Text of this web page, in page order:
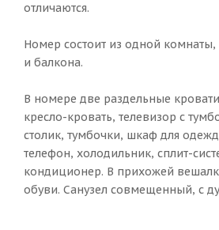
отличаются.
Номер состоит из одной
и балкона.
В номере две раздельные
кресло-кровать, телевизор с
столик, тумбочки, шкаф для
телефон, холодильник, сплит-
кондиционер. В прихожей
обуви. Санузел совмещенный, с